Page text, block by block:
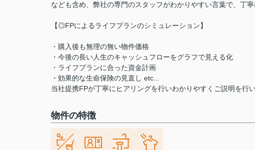
なども含め、弊社の専門のスタッフがわかりやすい言葉で、丁寧
【◎FPによるライフプランのシミュレーション】
・購入後も無理の無い物件価格
・今後の長い人生のキャッシュフローをグラフで見える化
・ライフプランに合った資金計画
・効果的な生命保険の見直し etc...
当社提携FPが丁寧にヒアリングを行いわかりやすくご説明を行い
物件の特徴